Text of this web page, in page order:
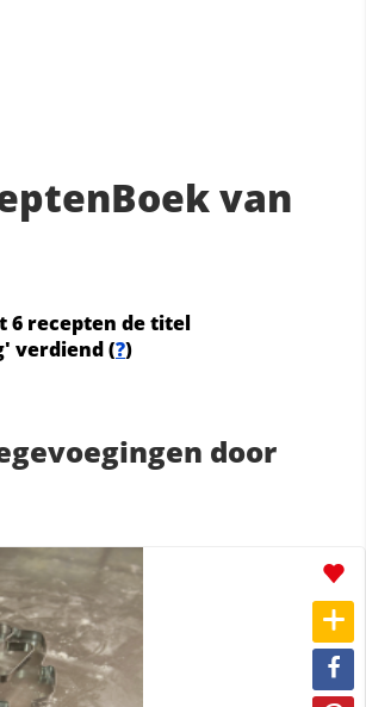
van
6 recepten de titel
verdiend (?)
door